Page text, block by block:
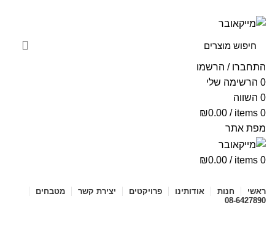
התחברו / הרשמו
0 הרשימה שלי
0 השווה
0
items
/
₪0.00
מפת אתר
0
items
/
₪0.00
ראשי חנות אודותינו פרויקטים יצירת קשר
מטבחים
08-6427890